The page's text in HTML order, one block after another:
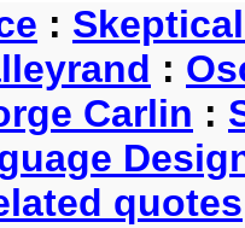
:
:
Carlin :
quotes